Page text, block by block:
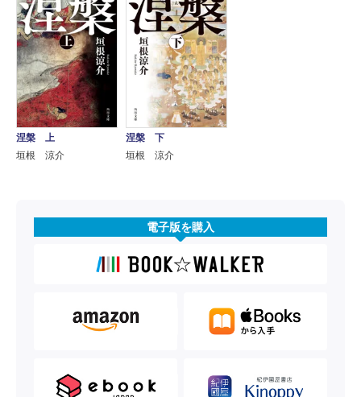
涅槃 上
垣根 涼介
涅槃 下
垣根 涼介
電子版を購入